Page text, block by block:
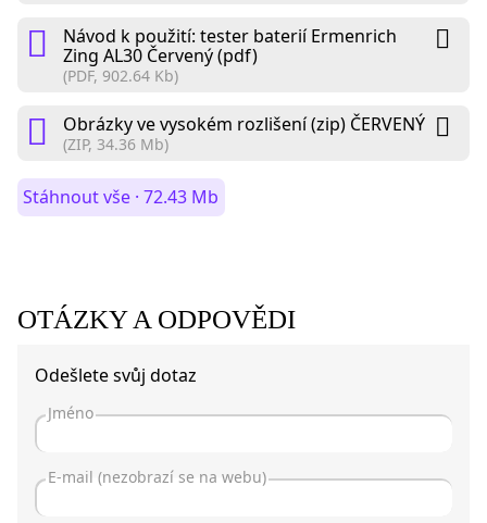
Návod k použití: tester baterií Ermenrich
Zing AL30 Červený (pdf)
(PDF, 902.64 Kb)
Obrázky ve vysokém rozlišení (zip) ČERVENÝ
(ZIP, 34.36 Mb)
Stáhnout vše · 72.43 Mb
OTÁZKY A ODPOVĚDI
Odešlete svůj dotaz